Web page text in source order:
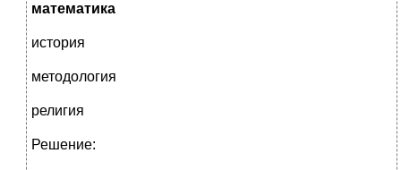
математика
история
методология
религия
Решение: